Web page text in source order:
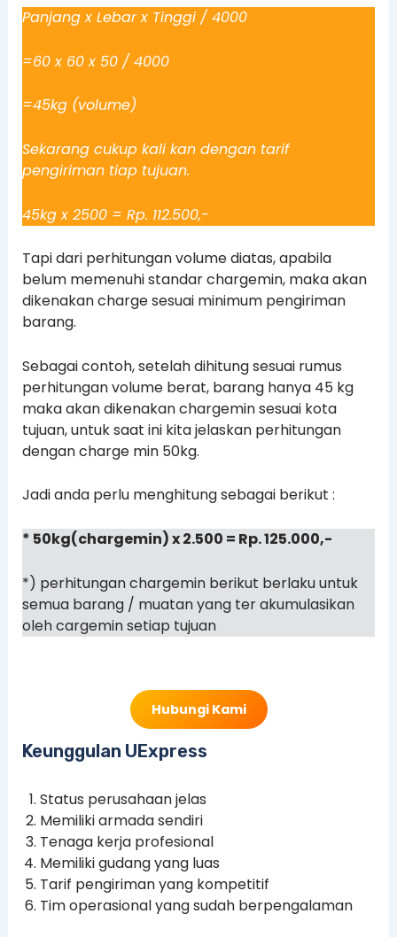
Panjang x Lebar x Tinggi / 4000
=60 x 60 x 50 / 4000
=45kg (volume)
Sekarang cukup kali kan dengan tarif
pengiriman tiap tujuan.
45kg x 2500 = Rp. 112.500,-
Tapi dari perhitungan volume diatas, apabila
belum memenuhi standar chargemin, maka akan
dikenakan charge sesuai minimum pengiriman
barang.
Sebagai contoh, setelah dihitung sesuai rumus
perhitungan volume berat, barang hanya 45 kg
maka akan dikenakan chargemin sesuai kota
tujuan, untuk saat ini kita jelaskan perhitungan
dengan charge min 50kg.
Jadi anda perlu menghitung sebagai berikut :
* 50kg(chargemin) x 2.500 = Rp. 125.000,-
*) perhitungan chargemin berikut berlaku untuk
semua barang / muatan yang ter akumulasikan
oleh cargemin setiap tujuan
Hubungi Kami
Keunggulan UExpress
Status perusahaan jelas
Memiliki armada sendiri
Tenaga kerja profesional
Memiliki gudang yang luas
Tarif pengiriman yang kompetitif
Tim operasional yang sudah berpengalaman